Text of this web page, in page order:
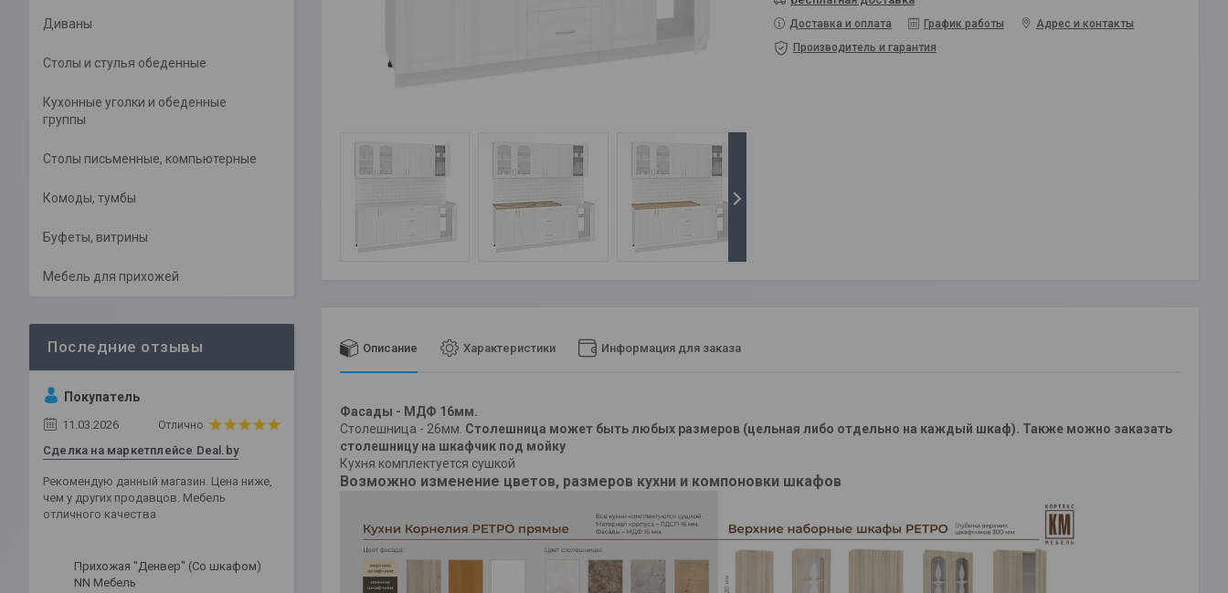
Доставка и оплата График работы
Адрес и контакты
Производитель и гарантия
Описание Характеристики Информация для заказа
Фасады - МДФ 16мм.
Столешница - 26мм. Столешница может быть любых размеров (цельная либо отдельно на каждый шкаф). Также можно заказать
столешницу на шкафчик под мойку
Кухня комплектуется сушкой
Возможно изменение цветов, размеров кухни и компоновки шкафов
Диваны
Столы и стулья обеденные
Кухонные уголки и обеденные
группы
Столы письменные, компьютерные
Комоды, тумбы
Буфеты, витрины
Мебель для прихожей
Покупатель
11.03.2026 Отлично
Сделка на маркетплейсе Deal.by
Рекомендую данный магазин. Цена ниже,
чем у других продавцов. Мебель
отличного качества
Прихожая "Денвер" (Со шкафом)
NN Мебель